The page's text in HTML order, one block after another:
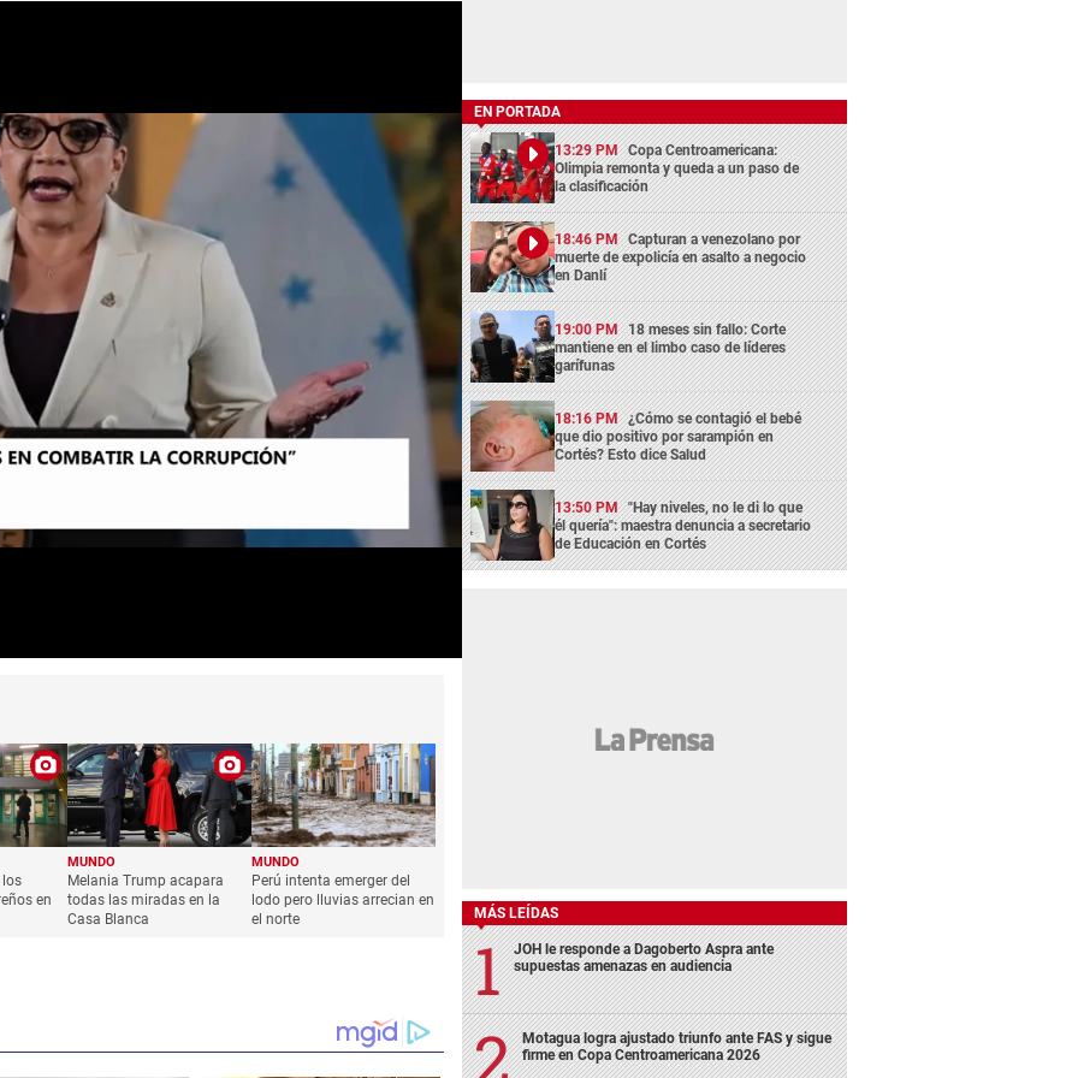
los
en
MUNDO
Melania Trump acapara
todas las miradas en la
Casa Blanca
MUNDO
Perú intenta emerger del
lodo pero lluvias arrecian en
el norte
EN PORTADA
13:29 PM Copa Centroamericana:
Olimpia remonta y queda a un paso de
la clasificación
18:46 PM Capturan a venezolano por
muerte de expolicía en asalto a negocio
en Danlí
19:00 PM 18 meses sin fallo: Corte
mantiene en el limbo caso de líderes
garífunas
18:16 PM ¿Cómo se contagió el bebé
que dio positivo por sarampión en
Cortés? Esto dice Salud
13:50 PM "Hay niveles, no le di lo que
él quería": maestra denuncia a secretario
de Educación en Cortés
MÁS LEÍDAS
JOH le responde a Dagoberto Aspra ante
supuestas amenazas en audiencia
Motagua logra ajustado triunfo ante FAS y sigue
firme en Copa Centroamericana 2026